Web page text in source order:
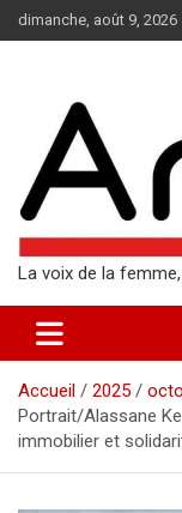
Aller
au
dimanche, août 9, 2026
La voix de la
Accueil 2025
Portrait/Alassane
immobilier et